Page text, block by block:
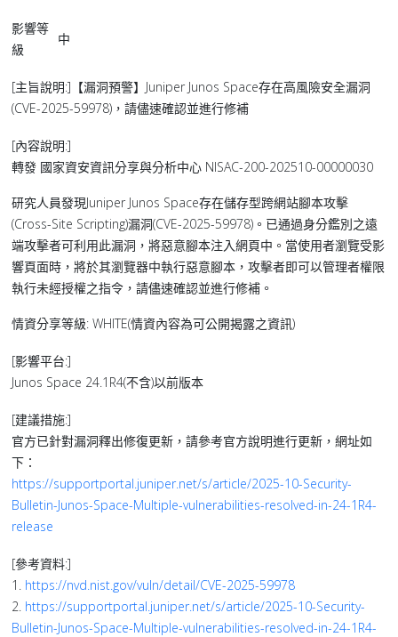
影響等
級
中
[主旨說明:]【漏洞預警】Juniper Junos Space存在高風險安全漏洞
(CVE-2025-59978)，請儘速確認並進行修補
[內容說明:]
轉發 國家資安資訊分享與分析中心 NISAC-200-202510-00000030
研究人員發現Juniper Junos Space存在儲存型跨網站腳本攻擊
(Cross-Site Scripting)漏洞(CVE-2025-59978)。已通過身分鑑別之遠
端攻擊者可利用此漏洞，將惡意腳本注入網頁中。當使用者瀏覽受影
響頁面時，將於其瀏覽器中執行惡意腳本，攻擊者即可以管理者權限
執行未經授權之指令，請儘速確認並進行修補。
情資分享等級: WHITE(情資內容為可公開揭露之資訊)
[影響平台:]
Junos Space 24.1R4(不含)以前版本
[建議措施:]
官方已針對漏洞釋出修復更新，請參考官方說明進行更新，網址如
下：
https://supportportal.juniper.net/s/article/2025-10-Security-
Bulletin-Junos-Space-Multiple-vulnerabilities-resolved-in-24-1R4-
release
[參考資料:]
1. https://nvd.nist.gov/vuln/detail/CVE-2025-59978
2. https://supportportal.juniper.net/s/article/2025-10-Security-
Bulletin-Junos-Space-Multiple-vulnerabilities-resolved-in-24-1R4-